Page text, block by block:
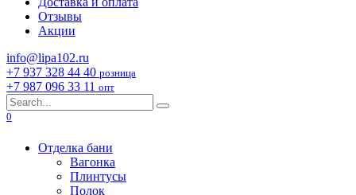
Отзывы
Акции
info@lipa102.ru
+7 937 328 44 40 розница
+7 987 096 33 11 опт
Search
for:
0
Отделка бани
Вагонка
Плинтусы
Полок